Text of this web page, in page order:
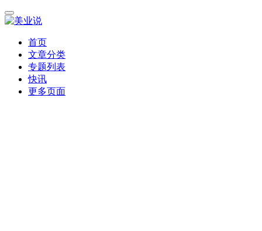
首页
文章分类
专题列表
快讯
更多页面